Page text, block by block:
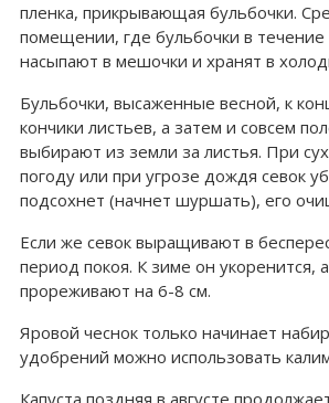
пленка, прикрывающая бульбочки.
помещении, где бульбочки в
насыпают в мешочки и хранят в
Бульбочки, высаженные весной, к
кончики листьев, а затем и совсем
выбирают из земли за листья. При
погоду или при угрозе дождя севок
подсохнет (начнет шуршать), его
Если же севок выращивают в
период покоя. К зиме он укоренится,
прореживают на 6-8 см.
Яровой чеснок только начинает
удобрений можно использовать
Капуста поздняя в августе